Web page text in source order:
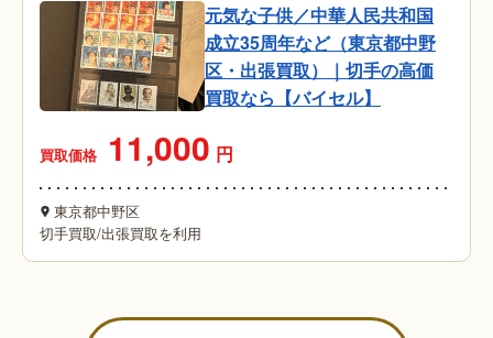
元気な子供／中華人民共和国
成立35周年など（東京都中野
区・出張買取）｜切手の高価
買取なら【バイセル】
買取価格 11,000 円
東京都中野区
切手買取/出張買取を利用